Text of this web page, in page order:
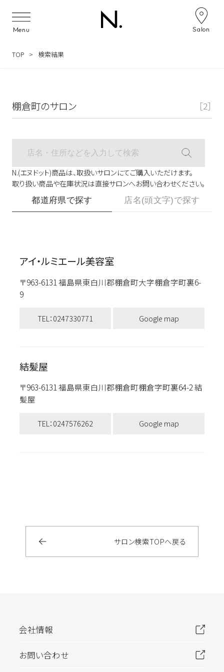
Menu Salon
TOP 検索結果
棚倉町のサロン ［2］
N.(エヌドット)商品は、取扱いサロンにてご購入いただけます。
取り扱い商品や在庫状況は直接サロンへお問い合わせください。
都道府県で探す 店名(頭文字)で探す
アイ・ルミエール美容室
〒963-6131 福島県東白川郡棚倉町大字棚倉字町裏6-
9
TEL：0247330771 Google map
結髪屋
〒963-6131 福島県東白川郡棚倉町棚倉字町裏64-2 結
髪屋
TEL：0247576262 Google map
サロン検索ナビゲーション
サロン検索TOPへ戻る
会社情報
お問い合わせ